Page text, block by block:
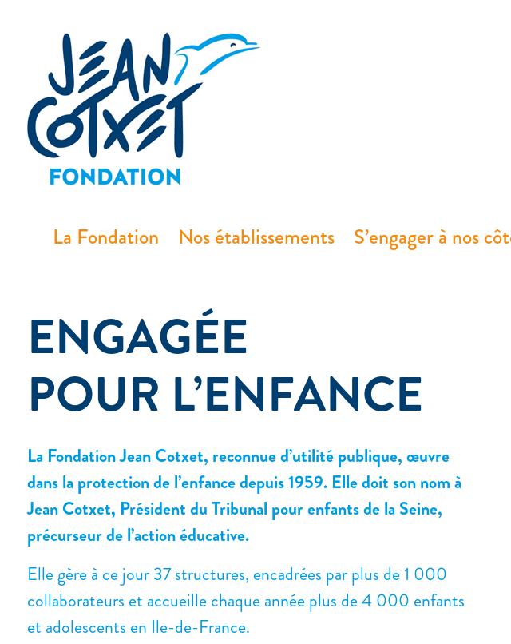
La Fondation Nos établissements S’engager à nos
ENGAGÉE
POUR L’ENFANCE
La Fondation Jean Cotxet, reconnue d’utilité publique, œuvre
dans la protection de l’enfance depuis 1959. Elle doit son nom à
Jean Cotxet, Président du Tribunal pour enfants de la Seine,
précurseur de l’action éducative.
Elle gère à ce jour 37 structures, encadrées par plus de 1 000
collaborateurs et accueille chaque année plus de 4 000 enfants
et adolescents en Ile-de-France.